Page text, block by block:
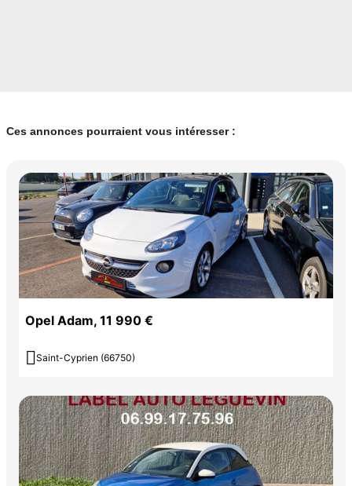
Ces annonces pourraient vous intéresser :
Opel Adam, 11 990 €
 Saint-Cyprien (66750)